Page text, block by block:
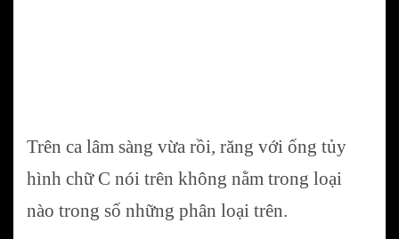
Trên ca lâm sàng vừa rồi, răng với ống tủy
hình chữ C nói trên không nằm trong loại
nào trong số những phân loại trên.